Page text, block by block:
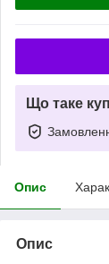
Що таке
Опис
Опис